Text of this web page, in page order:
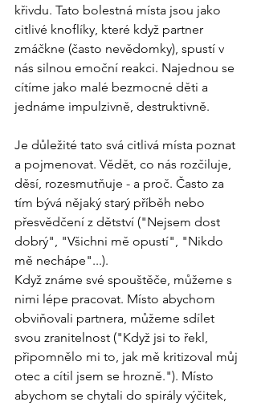
křivdu. Tato bolestná místa jsou jako
citlivé knoflíky, které když partner
zmáčkne (často nevědomky), spustí v
nás silnou emoční reakci. Najednou se
cítíme jako malé bezmocné děti a
jednáme impulzivně, destruktivně.
Je důležité tato svá citlivá místa poznat
a pojmenovat. Vědět, co nás rozčiluje,
děsí, rozesmutňuje - a proč. Často za
tím bývá nějaký starý příběh nebo
přesvědčení z dětství ("Nejsem dost
dobrý", "Všichni mě opustí", "Nikdo
mě nechápe"...).
Když známe své spouštěče, můžeme s
nimi lépe pracovat. Místo abychom
obviňovali partnera, můžeme sdílet
svou zranitelnost ("Když jsi to řekl,
připomnělo mi to, jak mě kritizoval můj
otec a cítil jsem se hrozně."). Místo
abychom se chytali do spirály výčitek,